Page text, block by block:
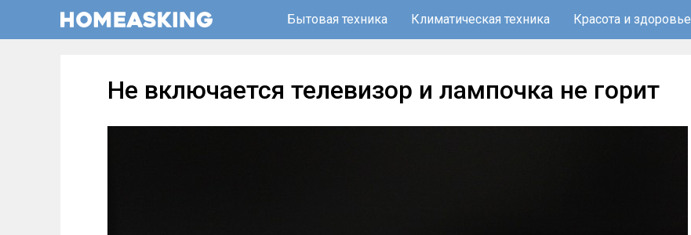
Бытовая техника Климатическая техника Красота и здоровье
Не включается телевизор и лампочка не горит